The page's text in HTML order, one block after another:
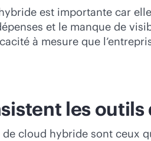
est importante car
et le manque de
à mesure que
les
cloud hybride sont ceux